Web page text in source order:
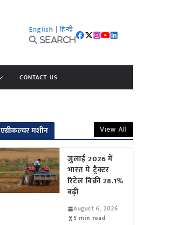
English | हिन्दी
Search
CONTACT US
एग्रीकल्चर मशीन View All
जुलाई 2026 में
भारत में ट्रैक्टर
रिटेल बिक्री 28.1%
बढ़ी
August 6, 2026
5 min read